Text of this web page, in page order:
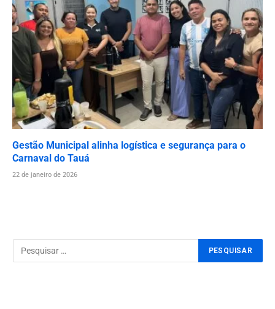
Gestão Municipal alinha logística e segurança para o
Carnaval do Tauá
22 de janeiro de 2026